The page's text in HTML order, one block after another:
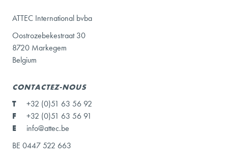
ATTEC International bvba
Oostrozebekestraat 30
8720 Markegem
Belgium
CONTACTEZ-NOUS
T
+32 (0)51 63 56 92
F
+32 (0)51 63 56 91
E
info@attec.be
BE 0447 522 663